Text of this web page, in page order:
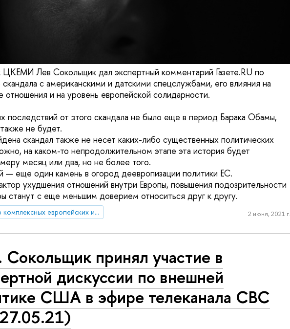
ЦКЕМИ Лев Сокольщик дал экспертный комментарий Газете.RU по
с американскими и датскими спецслужбами, его влияния на
отношения и на уровень европейской солидарности.
последствий от этого скандала не было еще в период Барака Обамы,
не будет.
скандал также не несет каких-либо существенных политических
на каком-то непродолжительном этапе эта история будет
месяц или два, но не более того.
еще один камень в огород деевропизации политики ЕС.
ухудшения отношений внутри Европы, повышения подозрительности
станут с еще меньшим доверием относиться друг к другу.
Центр комплексных европейских и международных исследований (ЦКЕМИ) 2 июня, 2021 г.
принял участие в
дискуссии по внешней
США в эфире телеканала CBC